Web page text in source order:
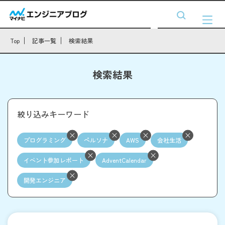
Top 記事一覧 検索結果
検索結果
絞り込みキーワード
プログラミング ペルソナ AWS 会社生活
イベント参加レポート AdventCalendar
開発エンジニア